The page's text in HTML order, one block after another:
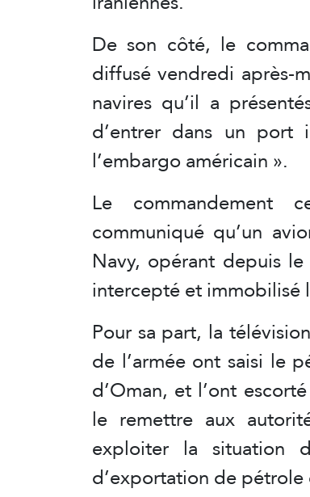
De son côté, le
diffusé vendredi après-
navires qu’il a
d’entrer dans un
l’embargo américain ».
Le commandement
communiqué qu’un
Navy, opérant depuis
intercepté et immobilisé
Pour sa part, la
de l’armée ont saisi le
d’Oman, et l’ont
le remettre aux
exploiter la situation
d’exportation de